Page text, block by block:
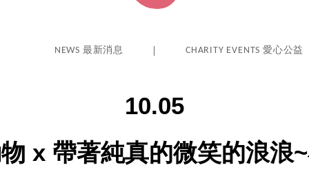
NEWS 最新消息 CHARITY EVENTS 愛心公益
10.05
x 帶著純真的微笑的浪浪